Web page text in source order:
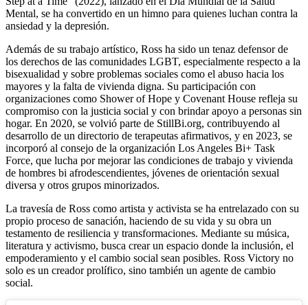
Mental, se ha convertido en un himno para quienes luchan contra la
ansiedad y la depresión.
Además de su trabajo artístico, Ross ha sido un tenaz defensor de
los derechos de las comunidades LGBT, especialmente respecto a la
bisexualidad y sobre problemas sociales como el abuso hacia los
mayores y la falta de vivienda digna. Su participación con
organizaciones como Shower of Hope y Covenant House refleja su
compromiso con la justicia social y con brindar apoyo a personas sin
hogar. En 2020, se volvió parte de StillBi.org, contribuyendo al
desarrollo de un directorio de terapeutas afirmativos, y en 2023, se
incorporó al consejo de la organización Los Angeles Bi+ Task
Force, que lucha por mejorar las condiciones de trabajo y vivienda
de hombres bi afrodescendientes, jóvenes de orientación sexual
diversa y otros grupos minorizados.
La travesía de Ross como artista y activista se ha entrelazado con su
propio proceso de sanación, haciendo de su vida y su obra un
testamento de resiliencia y transformaciones. Mediante su música,
literatura y activismo, busca crear un espacio donde la inclusión, el
empoderamiento y el cambio social sean posibles. Ross Victory no
solo es un creador prolífico, sino también un agente de cambio
social.